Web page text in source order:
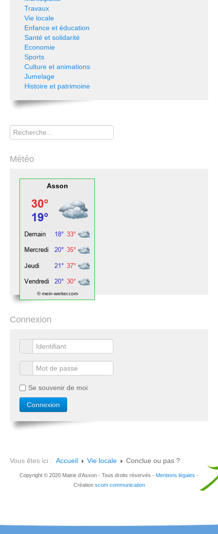
Travaux
Vie locale
Enfance et éducation
Santé et solidarité
Economie
Sports
Culture et animations
Jumelage
Histoire et patrimoine
Rechercher
Météo
Asson
© mein-wetter.com
Connexion
Se souvenir de moi
Vous êtes ici : Accueil Vie locale Conclue ou pas ?
Copyright © 2020 Mairie d'Asson - Tous droits réservés - Mentions légales -
Création scom communication